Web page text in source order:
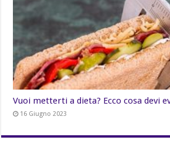
Vuoi metterti a dieta? Ecco cosa devi
16 Giugno 2023